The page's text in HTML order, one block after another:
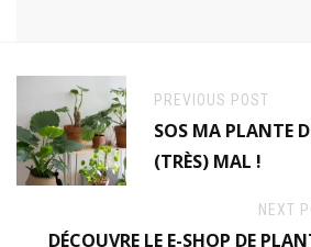
PREVIOUS POST
SOS MA PLANTE
(TRÈS) MAL !
NEXT
DÉCOUVRE LE E-SHOP DE